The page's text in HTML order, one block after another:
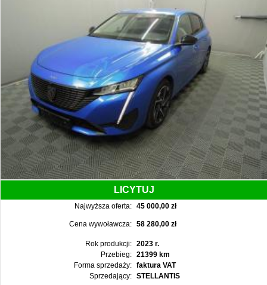
LICYTUJ
Najwyższa oferta: 45 000,00 zł
Cena wywoławcza: 58 280,00 zł
Rok produkcji:
2023 r.
Przebieg:
21399 km
Forma sprzedaży:
faktura VAT
Sprzedający:
STELLANTIS